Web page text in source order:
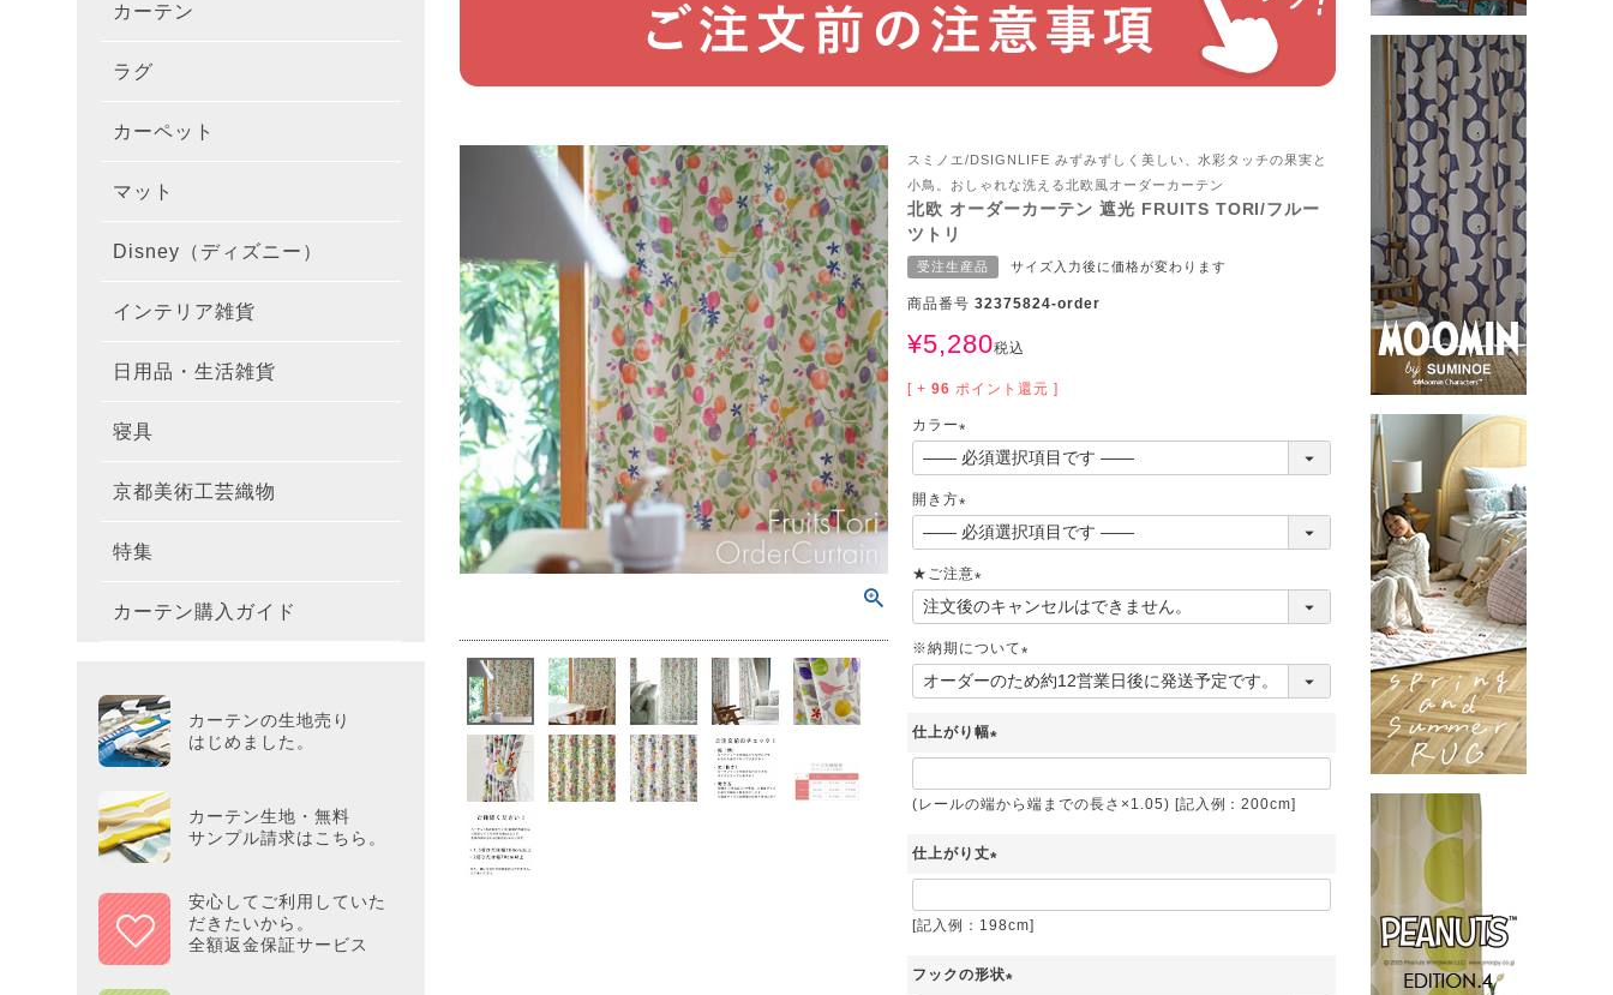
カーテンサイズの測り方
カーテン生地 無料サンプル
DESIGN LIFE
NEXTHOME
防炎
カーテン
遮光カーテン
100×135cm（遮光カーテン）
100×200cm（遮光カーテン）
100×178cm（厚地カーテン）
100×200cm（厚地カーテン）
レースカーテン
100×133cm(レースカーテン)
100×176cm(レースカーテン)
100×198cm(レースカーテン)
カーテンを機能で選ぶ
1級遮光カーテン
防炎カーテン
ミラーレースカーテン
遮熱レースカーテン
防炎レースカーテン
カーテンをテイストで選ぶ
花・植物柄(厚地カーテン)
モダン柄(厚地カーテン)
無地・無地調(厚地カーテン)
花・植物柄(レースカーテン)
無地・無地調(レースカーテン)
カーテン生地 無料サンプル
DESIGN LIFE
colne
防炎
カーテンデザイン一覧
既成カーテンサイズの選び方
ラグ ラグをサイズで選ぶ
100×140cm程度
170×220cm程度
200×200cm程度
200×250cm程度
220×250cm程度
100×100cm（円形）
150×150cm（円形）
200×200cm（円形）
その他のサイズ
防炎ラグ
防ダニラグ
アレルゲン抑制ラグ
消臭ラグ
洗えるラグ
滑り止め加工ラグ
冷感・涼感ラグ
吸湿・発熱ラグ
ラグのサイズの選び方
ラグの選び方講座
ラグのお手入れ方法
カーペット
176×261cm（江戸間3畳）
261×261cm（江戸間4.5畳）
261×352cm（江戸間6畳）
352×352cm（江戸間8畳）
191×191cm（本間2畳）
191×286cm（本間3畳）
286×286cm（本間4.5畳）
タイルカーペット
カーペットのサイズの選び方
カーペットの選び方講座
カーペットのお手入れ方法
カーペットデザイン一覧
マット 玄関マット
約45×75cm
約50×80cm
約55×85cm
約60×90cm
約70×120cm
円形・変形サイズ
キッチンマット
約45×60cm
約45×120cm
約45×180cm
約45×240cm
約45×270cm
マットを機能で選ぶ
洗えるマット
滑り止め加工
マットのお手入れ方法
マットデザイン一覧
Disney（ディズニー） オーダーカーテン
カーテン
ラグ
マット
雑貨
キャラクターで選ぶ
ミッキー／MICKEY
アリス／ALICE
ディズニープリンセス／DISNEY PRINCESS
インテリア雑貨 クッションカバー
スリッパ
トイレタリー
布・生地
日用品・生活雑貨 キッチン収納・ラック
キッチン小物
リビング用品
玄関用品
シリーズで選ぶ
Tower タワー
Tosca トスカ
KINTO キントー
寝具 布団カバー
敷きパッド
枕
京都美術工芸織物 風呂敷
テーブルセンター
特集 北欧インテリア特集
MOOMIN（ムーミン）
PEANUTS（ピーナッツ）
Saana ja Olli（サーナヤオッリ）
Disney（ディズニー）
カーテン購入ガイド
カーテンサイズの選び方
カーテンの形状記憶加工
遮光カーテンとは？
ミラーレースカーテンとは？
カーテンの生地売り
はじめました。
カーテン生地・無料
サンプル請求はこちら。
安心してご利用していた
だきたいから。
全額返金保証サービス
スミノエ/DSIGNLIFE みずみずしく美しい、水彩タッチの果実と
小鳥。おしゃれな洗える北欧風オーダーカーテン
北欧 オーダーカーテン 遮光 FRUITS TORI/フルー
ツトリ
受注生産品 サイズ入力後に価格が変わります
商品番号 32375824-order
¥5,280税込
[ + 96 ポイント還元 ]
カラー
(
須
)
開き方
(
必
須
)
★ご注意
(
須
)
※納期について
(
仕上がり幅
必
)
(レールの端から端までの長さ×1.05) [記入例：200cm]
仕上がり丈
必
)
[記入例：198cm]
フックの形状